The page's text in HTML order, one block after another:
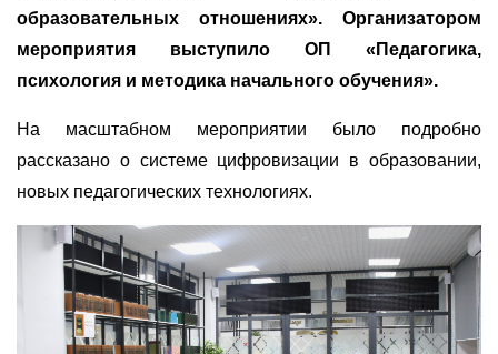
образовательных отношениях». Организатором
мероприятия выступило ОП «Педагогика,
психология и методика начального обучения».
На масштабном мероприятии было подробно
рассказано о системе цифровизации в образовании,
новых педагогических технологиях.